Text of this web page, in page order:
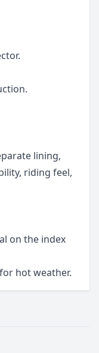
lining,
riding feel,
on the index
hot weather.